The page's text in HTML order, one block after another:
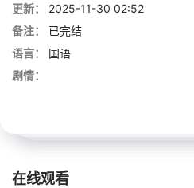
更新：
2025-11-30 02:52
备注：
已完结
语言：
国语
剧情：
在线观看